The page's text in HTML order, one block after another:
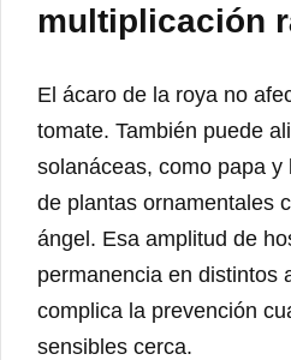
multiplicación
El ácaro de la roya no
tomate. También puede
solanáceas, como papa y
de plantas ornamentales
ángel. Esa amplitud de
permanencia en distintos
complica la prevención
sensibles cerca.